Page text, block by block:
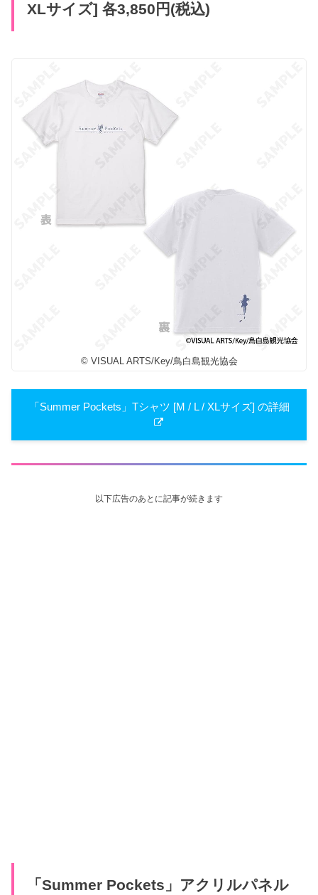
XLサイズ] 各3,850円(税込)
© VISUAL ARTS/Key/鳥白島観光協会
「Summer Pockets」Tシャツ [M / L / XLサイズ] の詳細
以下広告のあとに記事が続きます
「Summer Pockets」アクリルパネル